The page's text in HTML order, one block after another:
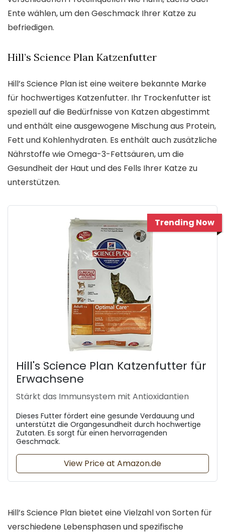
Ente wählen, um den Geschmack Ihrer Katze zu
befriedigen.
Hill’s Science Plan Katzenfutter
Hill’s Science Plan ist eine weitere bekannte Marke
für hochwertiges Katzenfutter. Ihr Trockenfutter ist
speziell auf die Bedürfnisse von Katzen abgestimmt
und enthält eine ausgewogene Mischung aus Protein,
Fett und Kohlenhydraten. Es enthält auch zusätzliche
Nährstoffe wie Omega-3-Fettsäuren, um die
Gesundheit der Haut und des Fells Ihrer Katze zu
unterstützen.
Trending Now
Hill's Science Plan Katzenfutter für
Erwachsene
Stärkt das Immunsystem mit Antioxidantien
Dieses Futter fördert eine gesunde Verdauung und
unterstützt die Organgesundheit durch hochwertige
Zutaten. Es sorgt für einen hervorragenden
Geschmack.
View Price at Amazon.de
Hill’s Science Plan bietet eine Vielzahl von Sorten für
verschiedene Lebensphasen und spezifische